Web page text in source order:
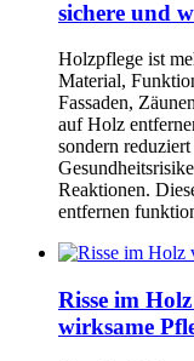
sichere und
Holzpflege ist
Material,
Fassaden,
auf Holz
sondern
Reaktionen.
entfernen
Risse im
wirksame